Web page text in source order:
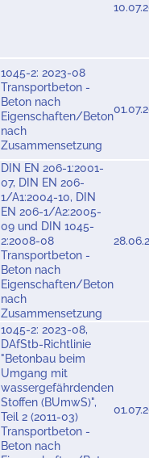
1045-2: 2023-08
Transportbeton -
Beton nach
Eigenschaften/Beton
nach
Zusammensetzung
DIN EN 206-1:2001-
07, DIN EN 206-
1/A1:2004-10, DIN
EN 206-1/A2:2005-
09 und DIN 1045-
2:2008-08
Transportbeton -
Beton nach
Eigenschaften/Beton
nach
Zusammensetzung
1045-2: 2023-08,
DAfStb-Richtlinie
"Betonbau beim
Umgang mit
wassergefährdenden
Stoffen (BUmwS)",
Teil 2 (2011-03)
Transportbeton -
Beton nach